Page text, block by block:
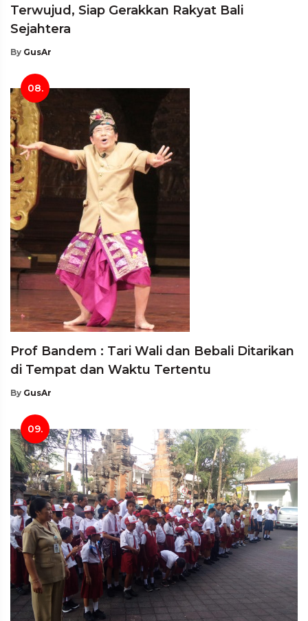
Terwujud, Siap Gerakkan Rakyat Bali
Sejahtera
By GusAr
08.
Prof Bandem : Tari Wali dan Bebali Ditarikan
di Tempat dan Waktu Tertentu
By GusAr
09.